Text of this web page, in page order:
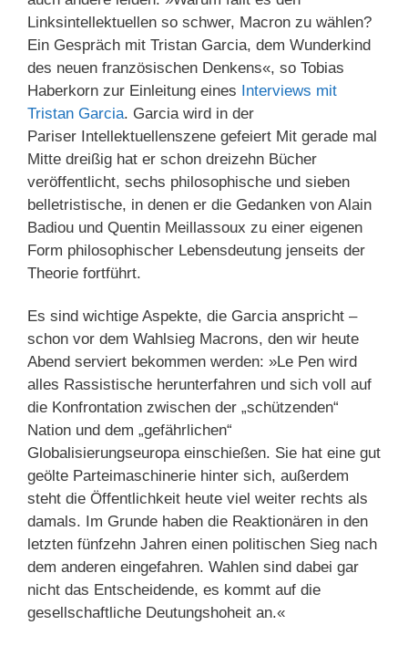
Linksintellektuellen so schwer, Macron zu wählen?
Ein Gespräch mit Tristan Garcia, dem Wunderkind
des neuen französischen Denkens«, so Tobias
Haberkorn zur Einleitung eines Interviews mit
Tristan Garcia. Garcia wird in der
Pariser Intellektuellenszene gefeiert Mit gerade mal
Mitte dreißig hat er schon dreizehn Bücher
veröffentlicht, sechs philosophische und sieben
belletristische, in denen er die Gedanken von Alain
Badiou und Quentin Meillassoux zu einer eigenen
Form philosophischer Lebensdeutung jenseits der
Theorie fortführt.
Es sind wichtige Aspekte, die Garcia anspricht –
schon vor dem Wahlsieg Macrons, den wir heute
Abend serviert bekommen werden: »Le Pen wird
alles Rassistische herunterfahren und sich voll auf
die Konfrontation zwischen der „schützenden“
Nation und dem „gefährlichen“
Globalisierungseuropa einschießen. Sie hat eine gut
geölte Parteimaschinerie hinter sich, außerdem
steht die Öffentlichkeit heute viel weiter rechts als
damals. Im Grunde haben die Reaktionären in den
letzten fünfzehn Jahren einen politischen Sieg nach
dem anderen eingefahren. Wahlen sind dabei gar
nicht das Entscheidende, es kommt auf die
gesellschaftliche Deutungshoheit an.«